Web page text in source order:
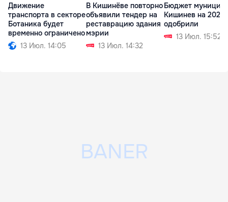
Движение
транспорта в секторе
Ботаника будет
временно ограничено
13 Июл. 14:05
В Кишинёве повторно
объявили тендер на
реставрацию здания
мэрии
13 Июл. 14:32
Бюджет
Кишинев на 2026
одобрили
13 Июл. 15:52